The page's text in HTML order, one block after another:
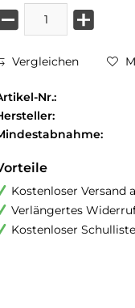
Vergleichen
Nr.:
Kostenloser Versand
Verlängertes
Kostenloser